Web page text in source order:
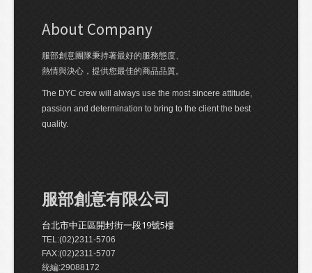
About Company
服部創意團隊秉持著最好的服務態度、
熱情與決心，提供您最佳的商品品質。
The DYC crew will always use the most sincere attitude,
passion and determination to bring to the client the best
quality.
服部創意有限公司
台北市中正區開封街一段19號5樓
TEL:(02)2311-5706
FAX:(02)2311-5707
統編:29088172